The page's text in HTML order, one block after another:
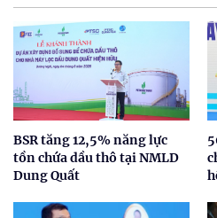
BSR tăng 12,5% năng lực
tồn chứa dầu thô tại NMLD
Dung Quất